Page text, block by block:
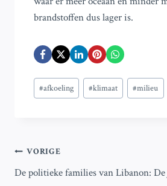
brandstoffen dus lager is.
Bericht
tags:
#afkoeling #klimaat #milieu
Bericht
navigatie
VORIGE
De politieke families van Libanon: